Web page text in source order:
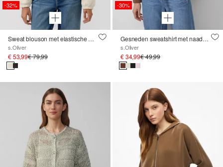
-32%
Sweat blouson met elastische manchetten
s.Oliver
€ 53,99€ 79,99
-30%
Gesneden sweatshirt met naaddetails
s.Oliver
€ 34,99€ 49,99